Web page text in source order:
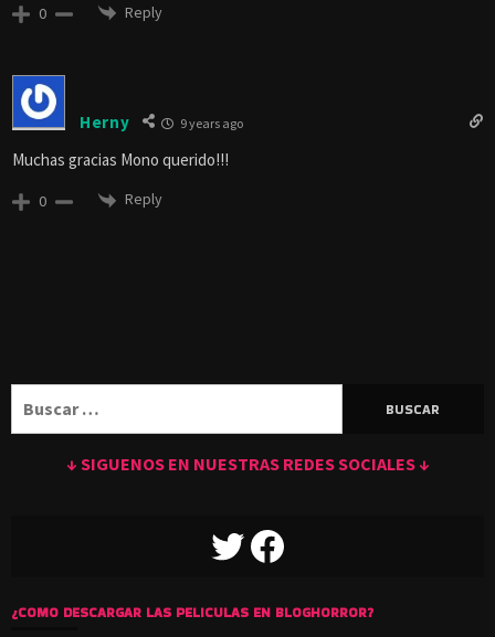
0 Reply
Herny 9 years ago
Muchas gracias Mono querido!!!
0 Reply
↓ SIGUENOS EN NUESTRAS REDES SOCIALES ↓
TWITTERFACEBOOK
¿COMO DESCARGAR LAS PELICULAS EN BLOGHORROR?